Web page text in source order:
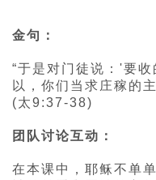
金句：
“于是对门徒说：'要
以，你们当求庄稼的
(太9:37-38)
团队讨论互动：
在本课中，耶稣不单